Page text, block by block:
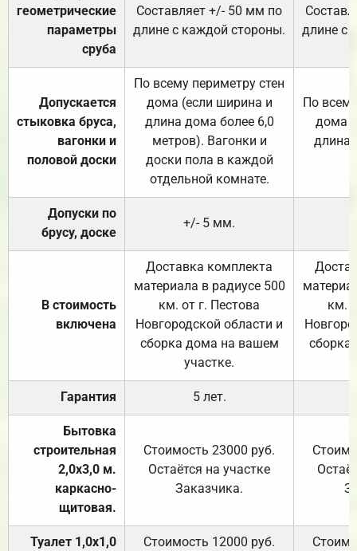
геометрические
параметры
сруба
Составляет +/- 50 мм по
длине с каждой стороны.
длине с
Допускается
стыковка бруса,
вагонки и
половой доски
По всему периметру стен
дома (если ширина и
длина дома более 6,0
метров). Вагонки и
доски пола в каждой
отдельной комнате.
По
дома
длина
Допуски по
брусу, доске
+/- 5 мм.
В стоимость
включена
Доставка комплекта
материала в радиусе 500
км. от г. Пестова
Новгородской области и
сборка дома на вашем
участке.
км.
Гарантия 5 лет.
Бытовка
строительная
2,0х3,0 м.
каркасно-
щитовая.
Стоимость 23000 руб.
Остаётся на участке
Заказчика.
Туалет 1,0х1,0
Стоимость 12000 руб.